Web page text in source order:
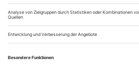
Herr Carp, Sie haben gerade an
«Manon»
Musiktheaterinszenierung.
Stück mit Musik haben, um Sie als